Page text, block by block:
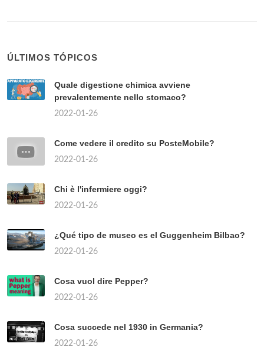
ÚLTIMOS TÓPICOS
Quale digestione chimica avviene
prevalentemente nello stomaco?
2022-01-26
Come vedere il credito su PosteMobile?
2022-01-26
Chi è l'infermiere oggi?
2022-01-26
¿Qué tipo de museo es el Guggenheim Bilbao?
2022-01-26
Cosa vuol dire Pepper?
2022-01-26
Cosa succede nel 1930 in Germania?
2022-01-26